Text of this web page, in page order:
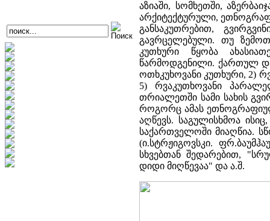
აზიაში, სომხეთში,
არქიტექტურული,
განსაკუთრებით,
გავრცელებული. თუ
კუთხური წყობა
წარმოდგენილი. ქართულ
ოთხკუხოვანი კუთხური, 2)
5) რვაკუთხოვანი
თრიალეთში სამი სახის
როგორც ამას
აღწევს. საგულისხმოა
საქართველოში მიაღწია.
(ი.სტრჟიგოვსკი.
სხვებთან შედარებით,
დიდი მიღწევაა" და ა.შ.